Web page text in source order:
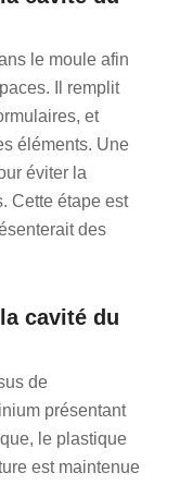
le moule afin
Il remplit
et
éléments. Une
éviter la
Cette étape est
des
cavité du
de
présentant
le plastique
est maintenue